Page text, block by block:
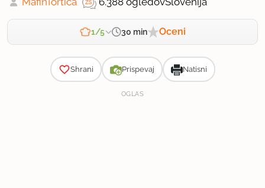
1/5 30 min Oceni
Shrani Prispevaj Natisni
OGLAS